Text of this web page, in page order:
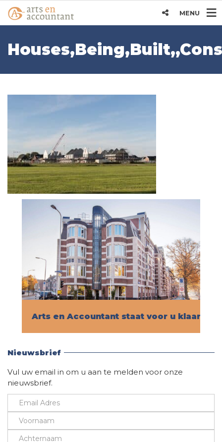
MENU
Arts en Accountant staat voor u klaar!
Nieuwsbrief
Vul uw email in om u aan te melden voor onze
nieuwsbrief.